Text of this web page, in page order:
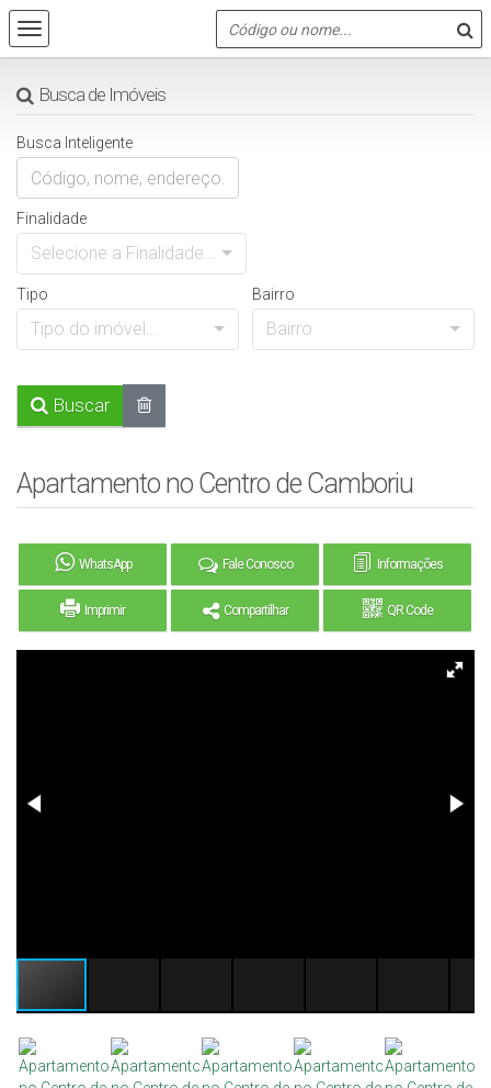
Busca de Imóveis
Busca Inteligente
Finalidade
Selecione a Finalidade...
Tipo
Tipo do imóvel...
Bairro
Bairro
Buscar
Apartamento no Centro de Camboriu
WhatsApp Fale Conosco Informações
Imprimir Compartilhar QR Code